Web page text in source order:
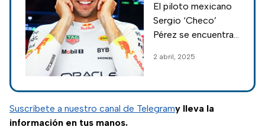
llegar ‘Checo’
Pérez en 2026
El piloto mexicano
Sergio ‘Checo’
Pérez se encuentra
varios equipos para
1; podría ser para
este mismo 2025.
2 abril, 2025
Suscríbete a nuestro canal de Telegramy lleva la
información en tus manos.